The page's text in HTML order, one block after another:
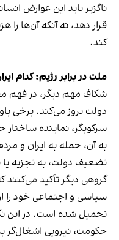
ناگزیر باید این عوارض
قرار دهد، نه آنکه آن‌ها را
کند.
ملت در برابر رژیم: کدام
شکاف مهم دیگر، در فهم
دولت بروز می‌کند. برخی
سرکوبگر، نماینده
به آن، حمله به ایران و
تضعیف دولت، به تجزیه یا
گروهی دیگر تأکید
سیاسی و اجتماعی خود را
تحمیل شده است. در این
حکومت، نیرویی